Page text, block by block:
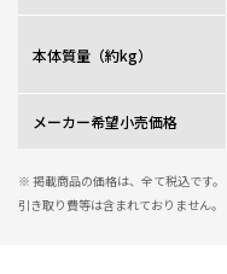
本体質量（約kg）
メーカー希望小売価格
※ 掲載商品の価格は、全て税込です
引き取り費等は含まれておりません。